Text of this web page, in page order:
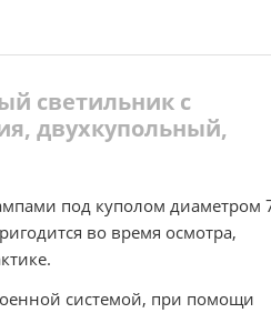
светильник с
двухкупольный,
под куполом диаметром
во время осмотра,
системой, при помощи